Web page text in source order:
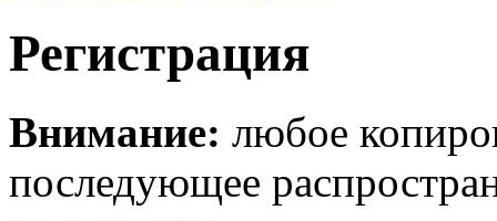
Регистрация
Внимание: любое
последующее